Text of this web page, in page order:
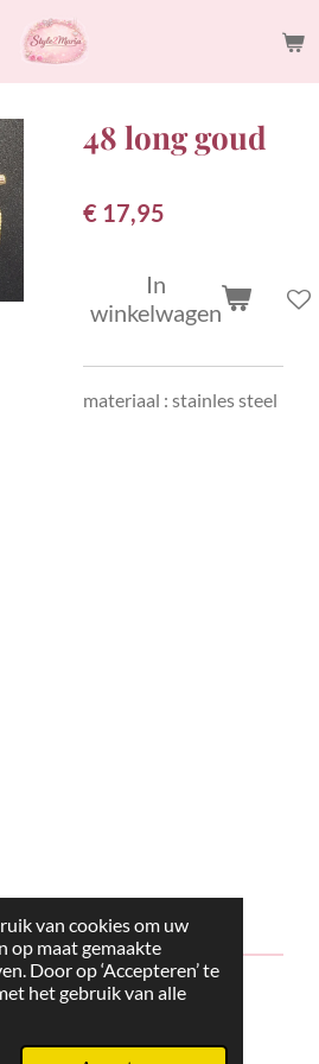
van cookies om uw
op maat gemaakte
Door op ‘Accepteren’ te
het gebruik van alle
48 long goud
€ 17,95
In
winkelwagen
materiaal : stainles steel